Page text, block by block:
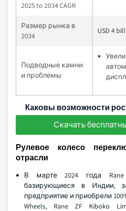
2025 to 2034 CAGR
Размер рынка в
2034
USD 4
Подводные камни
и проблемы
Каковы возможности
Скачать
Рулевое колесо
отрасли
В марте 2024 года
базирующиеся в Индии,
предприятие и приобрели
Wheels, Rane ZF Kiboko